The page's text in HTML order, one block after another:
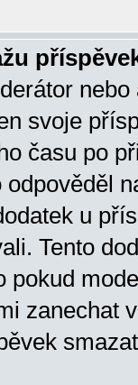
svoje
času po
odpověděl
u
Tento
pokud
zanechat